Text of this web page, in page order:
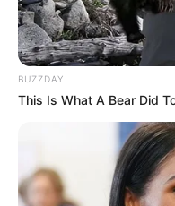
BUZZDAY
This Is What A Bear Did